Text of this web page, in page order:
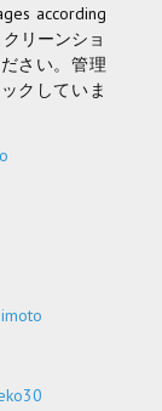
according
リーンショ
さい。管理
クしていま